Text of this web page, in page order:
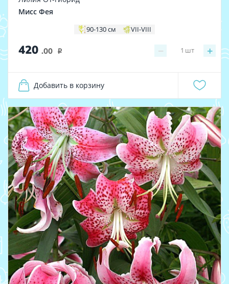
Мисс Фея
90-130 см VII-VIII
420 .00 i − +
1 шт
Добавить в корзину